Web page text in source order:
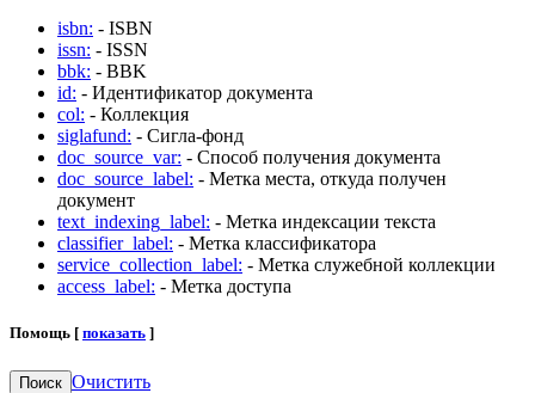
isbn: - ISBN
issn: - ISSN
bbk: - BBK
id: - Идентификатор документа
col: - Коллекция
siglafund: - Сигла-фонд
doc_source_var: - Способ получения документа
doc_source_label: - Метка места, откуда получен
документ
text_indexing_label: - Метка индексации текста
classifier_label: - Метка классификатора
service_collection_label: - Метка служебной коллекции
access_label: - Метка доступа
Помощь [ показать ]
Поиск Очистить